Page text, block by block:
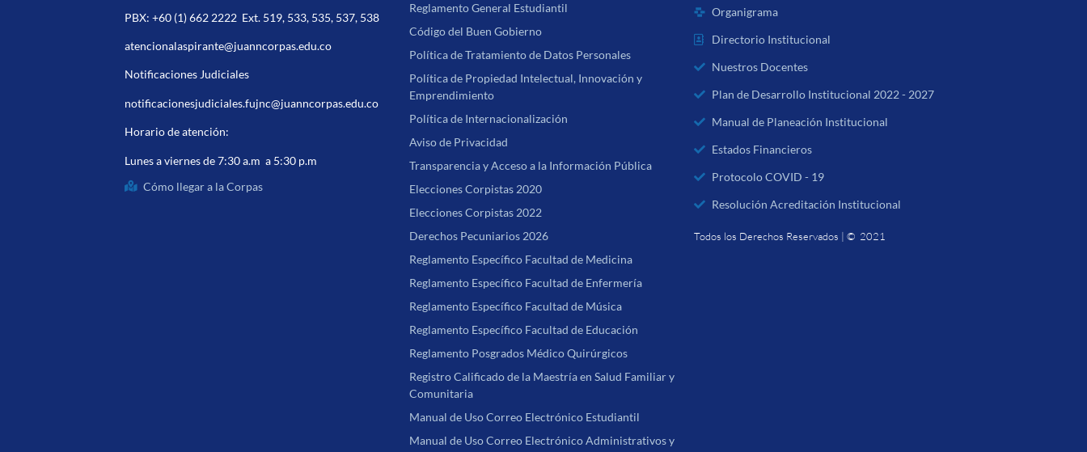
PBX:+60 (1) 662 2222 Ext. 519, 533, 535, 537, 538
atencionalaspirante@juanncorpas.edu.co
Notificaciones Judiciales
notificacionesjudiciales.fujnc@juanncorpas.edu.co
Horario de atención:
Lunes a viernes de 7:30 a.m a 5:30 p.m
Cómo llegar a la Corpas
Reglamento General Estudiantil
Código del Buen Gobierno
Política de Tratamiento de Datos Personales
Política de Propiedad Intelectual, Innovación y
Emprendimiento
Política de Internacionalización
Aviso de Privacidad
Transparencia y Acceso a la Información Pública
Elecciones Corpistas 2020
Elecciones Corpistas 2022
Derechos Pecuniarios 2026
Reglamento Específico Facultad de Medicina
Reglamento Específico Facultad de Enfermería
Reglamento Específico Facultad de Música
Reglamento Específico Facultad de Educación
Reglamento Posgrados Médico Quirúrgicos
Registro Calificado de la Maestría en Salud Familiar y
Comunitaria
Manual de Uso Correo Electrónico Estudiantil
Manual de Uso Correo Electrónico Administrativos y
Organigrama
Directorio Institucional
Nuestros Docentes
Plan de Desarrollo Institucional 2022 - 2027
Manual de Planeación Institucional
Estados Financieros
Protocolo COVID - 19
Resolución Acreditación Institucional
Todos los Derechos Reservados | © 2021